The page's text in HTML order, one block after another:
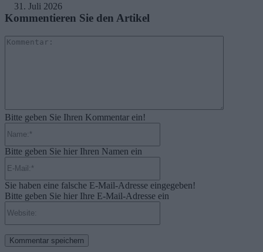
31. Juli 2026
Kommentieren Sie den Artikel
Bitte geben Sie Ihren Kommentar ein!
Bitte geben Sie hier Ihren Namen ein
Sie haben eine falsche E-Mail-Adresse eingegeben!
Bitte geben Sie hier Ihre E-Mail-Adresse ein